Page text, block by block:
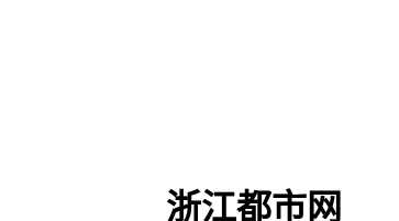
浙江都市网